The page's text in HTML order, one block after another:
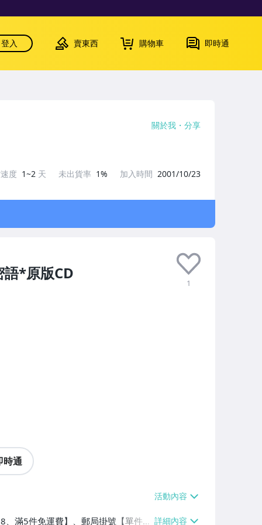
登入 賣東西 購物車 即時通
語*原版CD
1
時通
、滿5件免運費】、郵局掛號【單件運
關於我 分享
度 1~2 天 未出貨率 1% 加入時間 2001/10/23